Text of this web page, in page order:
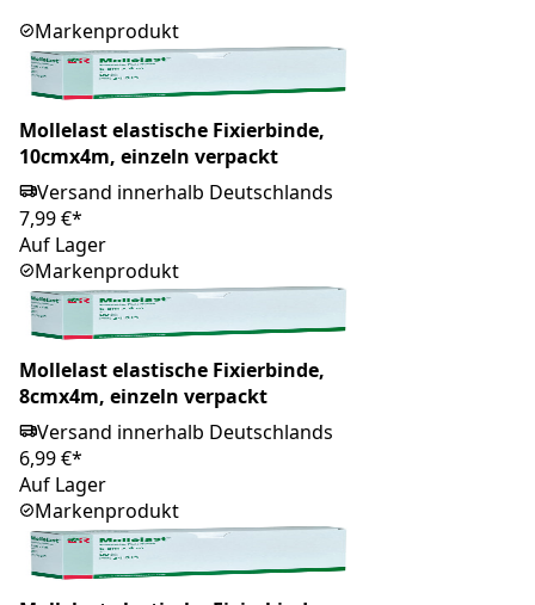
Markenprodukt
Mollelast elastische Fixierbinde,
10cmx4m, einzeln verpackt
Versand innerhalb Deutschlands
7,99 €*
Auf Lager
Markenprodukt
Mollelast elastische Fixierbinde,
8cmx4m, einzeln verpackt
Versand innerhalb Deutschlands
6,99 €*
Auf Lager
Markenprodukt